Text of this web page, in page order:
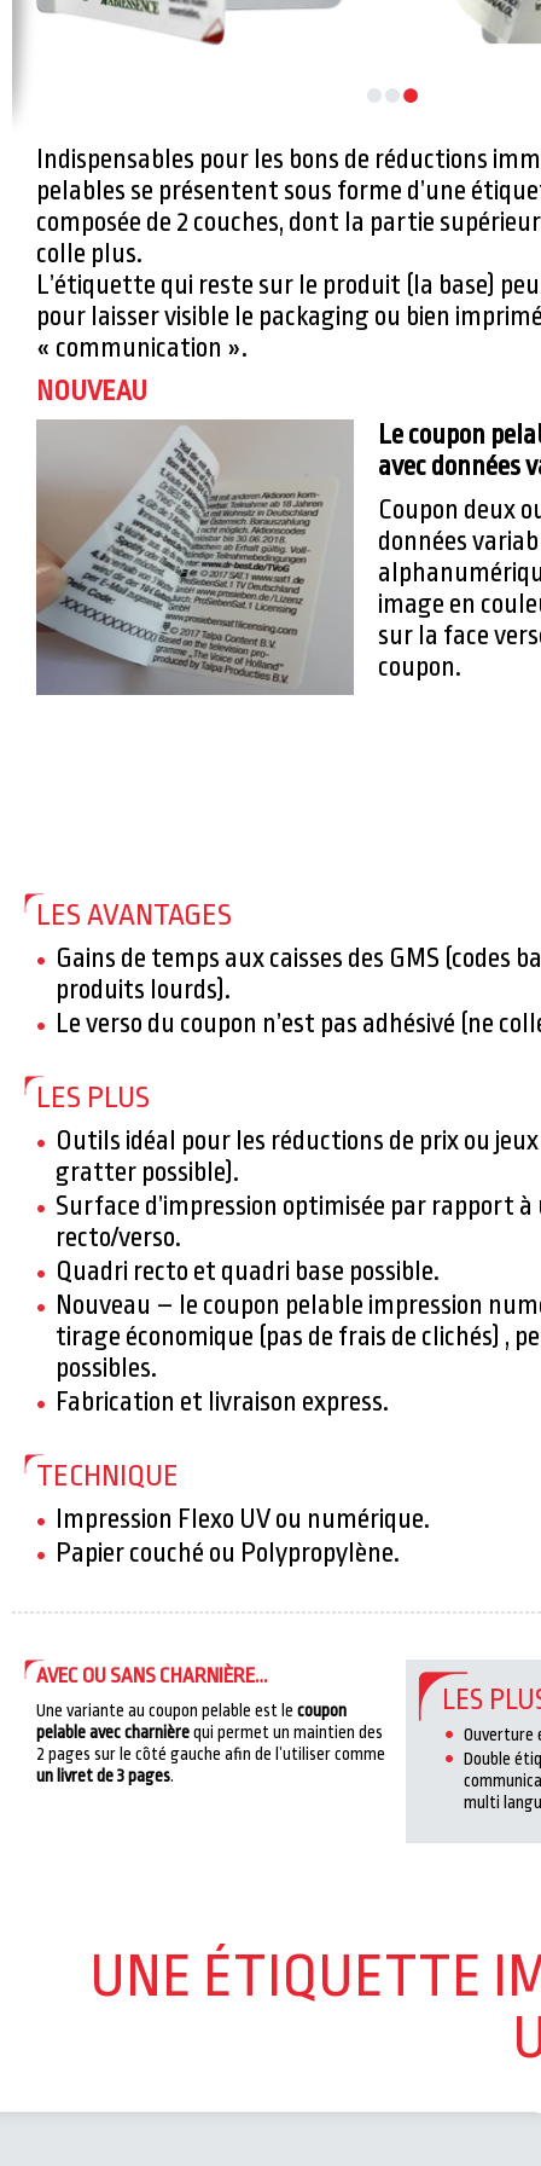
Indispensables pour les bons de réductions
pelables se présentent sous forme d’une
composée de 2 couches, dont la partie
colle plus.
L’étiquette qui reste sur le produit (la base)
pour laisser visible le packaging ou bien
« communication ».
NOUVEAU
Le coupon
avec données
Coupon deux
données
image en
sur la face
coupon.
LES AVANTAGES
Gains de temps aux caisses des GMS (codes
produits lourds).
Le verso du coupon n’est pas adhésivé (ne
LES PLUS
Outils idéal pour les réductions de prix ou
gratter possible).
Surface d’impression optimisée par rapport
recto/verso.
Quadri recto et quadri base possible.
Nouveau – le coupon pelable impression
tirage économique (pas de frais de clichés) ,
possibles.
Fabrication et livraison express.
TECHNIQUE
Impression Flexo UV ou numérique.
Papier couché ou Polypropylène.
AVEC OU SANS CHARNIÈRE…
Une variante au coupon pelable est le coupon
pelable avec charnièrequi permet un maintien des
2 pages sur le côté gauche afin de l’utiliser comme
un livret de 3 pages.
LES
Ouverture
Double
multi
UNE ÉTIQUETTE